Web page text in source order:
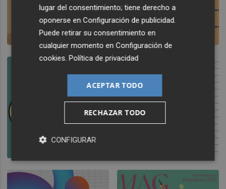
lugar del consentimiento; tiene derecho a
oponerse enConfiguración de publicidad.
Puede retirar su consentimiento en
cualquier momento enConfiguración de
cookies.Política de privacidad
ACEPTAR TODO
RECHAZAR TODO
CONFIGURAR